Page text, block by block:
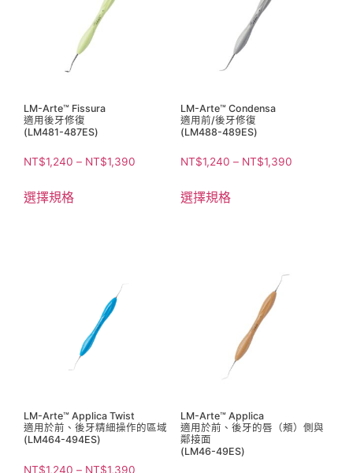
LM-Arte™ Fissura
適用後牙修復
(LM481-487ES)
NT$1,240 – NT$1,390
選擇規格
LM-Arte™ Condensa
適用前/後牙修復
(LM488-489ES)
NT$1,240 – NT$1,390
選擇規格
LM-Arte™ Applica Twist
適用於前、後牙精細操作的區域
(LM464-494ES)
NT$1,240 – NT$1,390
LM-Arte™ Applica
適用於前、後牙的唇（頰）側與
鄰接面
(LM46-49ES)